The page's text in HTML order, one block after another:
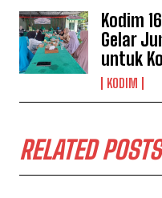
Kodim
Gelar
untuk
KODIM
RELATED POSTS